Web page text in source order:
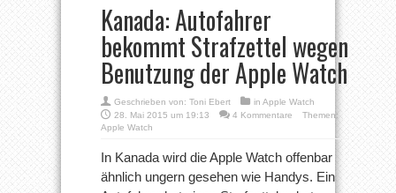
Kanada: Autofahrer
bekommt Strafzettel wegen
Benutzung der Apple Watch
Geschrieben von: Toni Ebert in Apple Watch
28. Mai 2015 um 19:13
4 Kommentare
Themen:
Apple Watch
In Kanada wird die Apple Watch offenbar
ähnlich ungern gesehen wie Handys. Ein